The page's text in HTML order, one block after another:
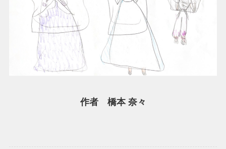
作者 橋本 奈々